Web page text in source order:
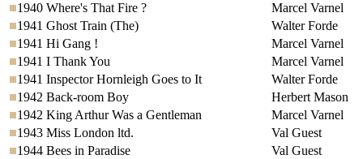
1940 Where's That Fire ?
Marcel Varnel
1941 Ghost Train (The)
Walter Forde
1941 Hi Gang !
Marcel Varnel
1941 I Thank You
Marcel Varnel
1941 Inspector Hornleigh Goes to It
Walter Forde
1942 Back-room Boy
Herbert Mason
1942 King Arthur Was a Gentleman
Marcel Varnel
1943 Miss London ltd.
Val Guest
1944 Bees in Paradise
Val Guest